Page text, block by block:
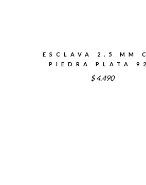
ESCLAVA 2.5 MM
PIEDRA PLATA
$ 4.490